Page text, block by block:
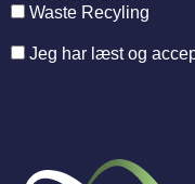
Waste Recyling
Jeg har læst og